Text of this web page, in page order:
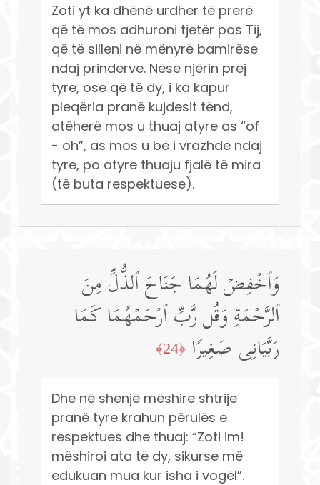
Zoti yt ka dhënë urdhër të prerë
që të mos adhuroni tjetër pos Tij,
që të silleni në mënyrë bamirëse
ndaj prindërve. Nëse njërin prej
tyre, ose që të dy, i ka kapur
pleqëria pranë kujdesit tënd,
atëherë mos u thuaj atyre as “of
- oh”, as mos u bë i vrazhdë ndaj
tyre, po atyre thuaju fjalë të mira
(të buta respektuese).
وَٱخۡفِضۡ لَهُمَا جَنَاحَ ٱلذُّلِّ مِنَ
ٱلرَّحۡمَةِ وَقُل رَّبِّ ٱرۡحَمۡهُمَا كَمَا
رَبَّیَانِی صَغِیرࣰا ﴿24﴾
Dhe në shenjë mëshire shtrije
pranë tyre krahun përulës e
respektues dhe thuaj: “Zoti im!
mëshiroi ata të dy, sikurse më
edukuan mua kur isha i vogël”.